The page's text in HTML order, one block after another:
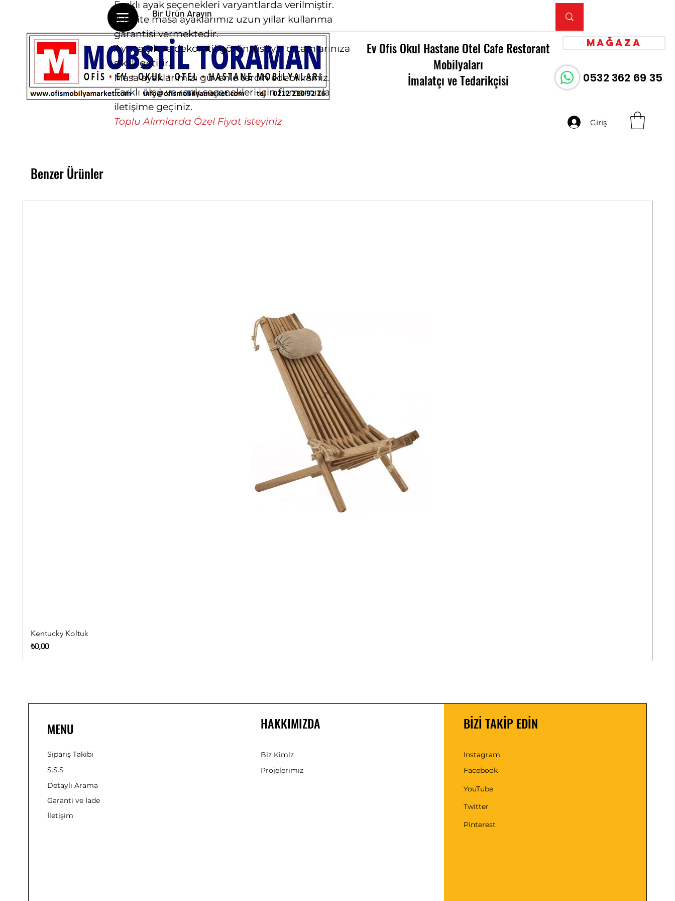
Ev Ofis Okul Hastane Otel Cafe Restorant
Mobilyaları
İmalatçı ve Tedarikçisi
Mağaza
0532 362 69 35
Giriş
Farklı ayak seçenekleri varyantlarda verilmiştir.
A kalite masa ayaklarımız uzun yıllar kullanma
garantisi vermektedir.
Ayrıca şık ve dekoratif görüntüsüyle ortamlarınıza
şıklık getirir.
Masa ayaklarımızı güvenle tercih edebilirsiniz.
Farklı ölçü ve renk seçenekleri için firmamızla
iletişime geçiniz.
Toplu Alımlarda Özel Fiyat isteyiniz
Benzer Ürünler
Kentucky Koltuk
Fiyat
₺0,00
MENU
Sipariş Takibi
S.S.S
Detaylı Arama
Garanti ve İade
İletişim
HAKKIMIZDA
Biz Kimiz
Projelerimiz
BİZİ TAKİP EDİN
Instagram
Facebook
YouTube
Twitter
Pinterest